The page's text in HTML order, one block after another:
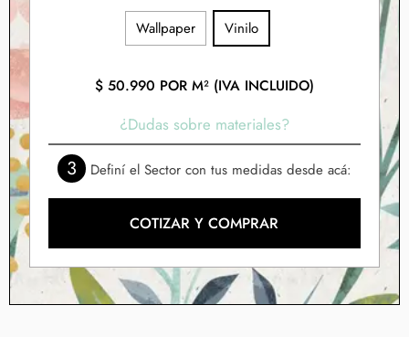
Wallpaper Vinilo
$50.990 POR M² (IVA INCLUIDO)
¿Dudas sobre materiales?
3 Definí el Sector con tus medidas desde acá:
COTIZAR Y COMPRAR